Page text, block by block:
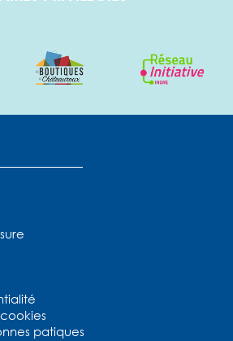
patiques